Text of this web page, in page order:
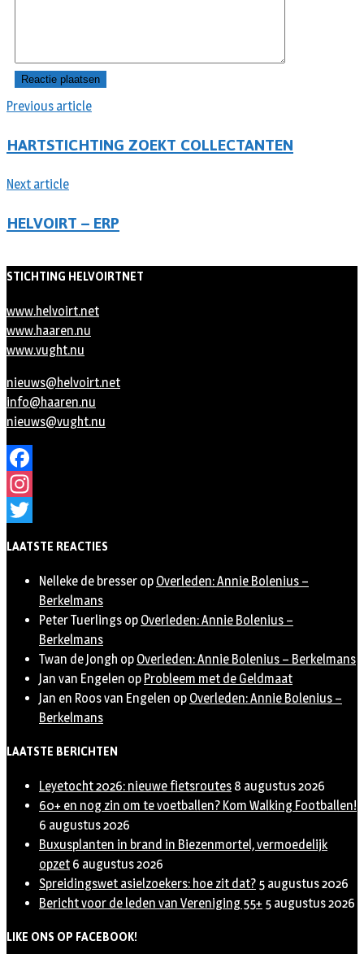
Previous article
HARTSTICHTING ZOEKT COLLECTANTEN
Next article
HELVOIRT – ERP
STICHTING HELVOIRTNET
www.helvoirt.net
www.haaren.nu
www.vught.nu
nieuws@helvoirt.net
info@haaren.nu
nieuws@vught.nu
Facebook
Instagram
LAATSTE REACTIES
Nelleke de bresser op Overleden: Annie Bolenius –
Berkelmans
Peter Tuerlings op Overleden: Annie Bolenius –
Berkelmans
Twan de Jongh op Overleden: Annie Bolenius – Berkelmans
Jan van Engelen op Probleem met de Geldmaat
Jan en Roos van Engelen op Overleden: Annie Bolenius –
Berkelmans
LAATSTE BERICHTEN
Leyetocht 2026: nieuwe fietsroutes 8 augustus 2026
60+ en nog zin om te voetballen? Kom Walking Footballen!
6 augustus 2026
Buxusplanten in brand in Biezenmortel, vermoedelijk
opzet 6 augustus 2026
Spreidingswet asielzoekers: hoe zit dat? 5 augustus 2026
Bericht voor de leden van Vereniging 55+ 5 augustus 2026
LIKE ONS OP FACEBOOK!